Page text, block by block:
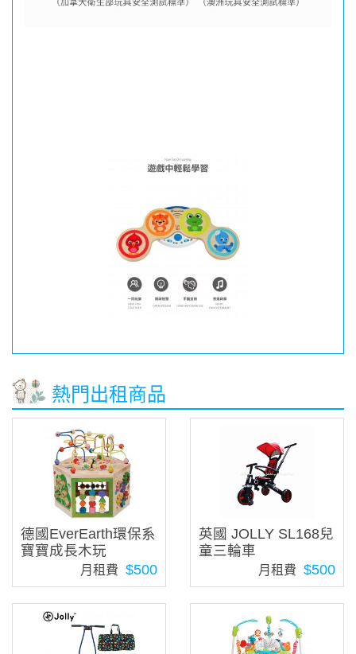
熱門出租商品
德國EverEarth環保系
寶寶成長木玩
月租費 $500
英國 JOLLY SL168兒
童三輪車
月租費 $500